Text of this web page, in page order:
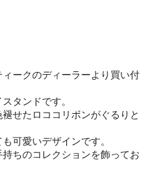
ークのディーラーより買い付
タンドです。
せたロココリボンがぐるりと
可愛いデザインです。
ちのコレクションを飾ってお